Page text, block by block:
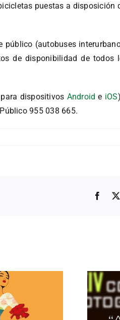
puestas a disposición
(autobuses
de disponibilidad de todos
dispositivos Android e iOS
955 038 665.